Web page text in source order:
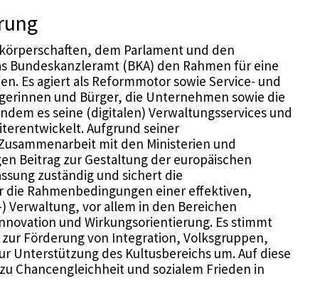
dem Parlament und den
Bundeskanzleramt (BKA) den Rahmen für eine
Es agiert als Reformmotor sowie Service- und
und Bürger, die Unternehmen sowie die
es seine (digitalen) Verwaltungsservices und
Aufgrund seiner
mit den Ministerien und
Beitrag zur Gestaltung der europäischen
zuständig und sichert die
die Rahmenbedingungen einer effektiven,
Verwaltung, vor allem in den Bereichen
und Wirkungsorientierung. Es stimmt
Förderung von Integration, Volksgruppen,
Unterstützung des Kultusbereichs um. Auf diese
Chancengleichheit und sozialem Frieden in